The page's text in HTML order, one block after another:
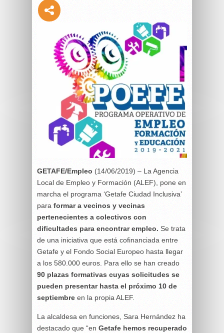
GETAFE/Empleo (14/06/2019) – La Agencia
Local de Empleo y Formación (ALEF), pone en
marcha el programa ‘Getafe Ciudad Inclusiva’
para formar a vecinos y vecinas
pertenecientes a colectivos con
dificultades para encontrar empleo. Se trata
de una iniciativa que está cofinanciada entre
Getafe y el Fondo Social Europeo hasta llegar
a los 580.000 euros. Para ello se han creado
90 plazas formativas cuyas solicitudes se
pueden presentar hasta el próximo 10 de
septiembre en la propia ALEF.
La alcaldesa en funciones, Sara Hernández ha
destacado que “en Getafe hemos recuperado